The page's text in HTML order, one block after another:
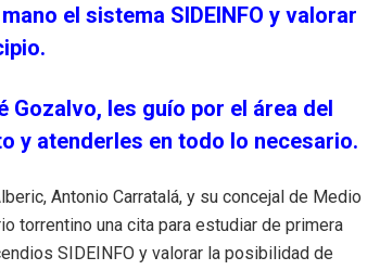
el sistema SIDEINFO y valorar
Gozalvo, les guío por el área del
y atenderles en todo lo necesario.
Antonio Carratalá, y su concejal de Medio
torrentino una cita para estudiar de primera
SIDEINFO y valorar la posibilidad de